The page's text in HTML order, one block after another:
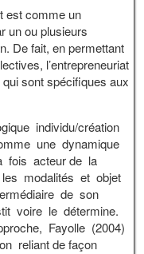
est comme un
un ou plusieurs
De fait, en permettant
l’entrepreneuriat
sont spécifiques aux
individu/création
une dynamique
fois acteur de la
modalités et objet
de son
voire le détermine.
Fayolle (2004)
reliant de façon